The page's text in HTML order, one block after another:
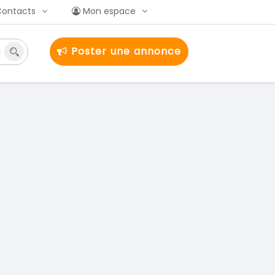
Mon espace
Poster une annonce